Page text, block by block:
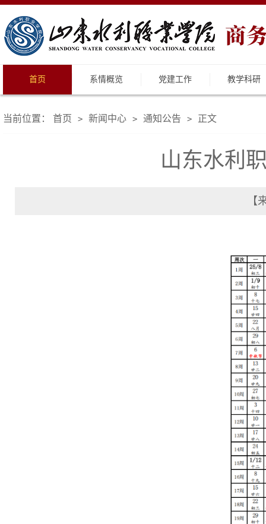
首页 系情概览 党建工作 教学科研
当前位置： 首页 > 新闻中心 > 通知公告 > 正文
山东水利
【